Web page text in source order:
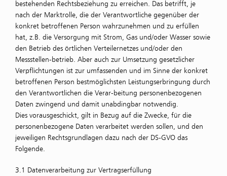
bestehenden Rechtsbeziehung zu erreichen. Das betrifft, je
nach der Marktrolle, die der Verantwortliche gegenüber der
konkret betroffenen Person wahrzunehmen und zu erfüllen
hat, z.B. die Versorgung mit Strom, Gas und/oder Wasser sowie
den Betrieb des örtlichen Verteilernetzes und/oder den
Messstellen-betrieb. Aber auch zur Umsetzung gesetzlicher
Verpflichtungen ist zur umfassenden und im Sinne der konkret
betroffenen Person bestmöglichsten Leistungserbringung durch
den Verantwortlichen die Verar-beitung personenbezogenen
Daten zwingend und damit unabdingbar notwendig.
Dies vorausgeschickt, gilt in Bezug auf die Zwecke, für die
personenbezogene Daten verarbeitet werden sollen, und den
jeweiligen Rechtsgrundlagen dazu nach der DS-GVO das
Folgende.
3.1 Datenverarbeitung zur Vertragserfüllung